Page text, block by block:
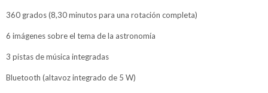
360 grados (8,30 minutos para una rotación completa)
6 imágenes sobre el tema de la astronomía
3 pistas de música integradas
Bluetooth (altavoz integrado de 5 W)